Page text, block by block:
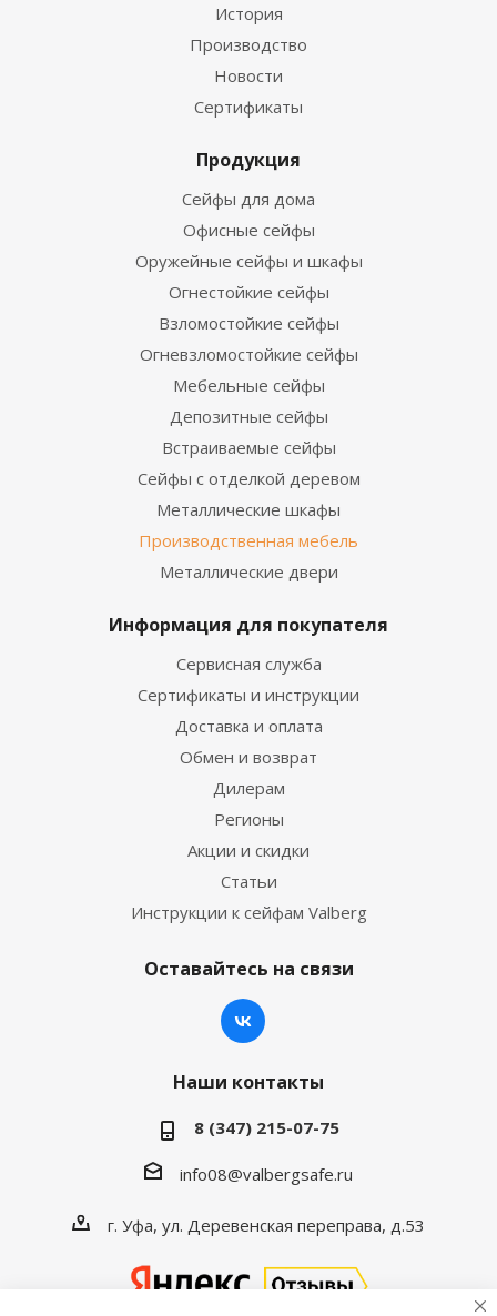
История
Производство
Новости
Сертификаты
Продукция
Сейфы для дома
Офисные сейфы
Оружейные сейфы и шкафы
Огнестойкие сейфы
Взломостойкие сейфы
Огневзломостойкие сейфы
Мебельные сейфы
Депозитные сейфы
Встраиваемые сейфы
Сейфы с отделкой деревом
Металлические шкафы
Производственная мебель
Металлические двери
Информация для покупателя
Сервисная служба
Сертификаты и инструкции
Доставка и оплата
Обмен и возврат
Дилерам
Регионы
Акции и скидки
Статьи
Инструкции к сейфам Valberg
Оставайтесь на связи
Наши контакты
8 (347) 215-07-75
info08@valbergsafe.ru
г. Уфа, ул. Деревенская переправа, д.53